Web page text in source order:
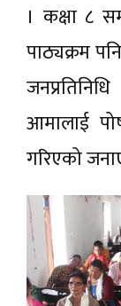
। कक्षा ८
पाठ्यक्रम
आमालाई
गरिएको